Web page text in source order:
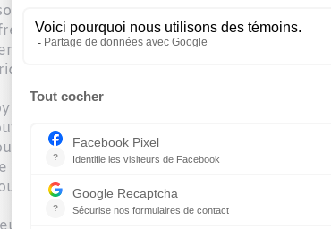
de motivation pour aller marcher avec
lui, les plaisirs des décorations de Noël !
scintillants de toutes sortes. Il faut
et joyeux!
s’intéresse au décor pendant la marche.
Il jappe s’il pense qu’un bonhomme
une flaque d’eau pas tout à fait glacée,
aucune attention aux décorations de Noël.
durant les vacances.